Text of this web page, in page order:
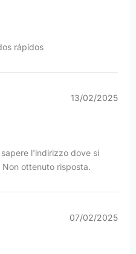
rápidos
13/02/2025
l'indirizzo dove si
ottenuto risposta.
07/02/2025